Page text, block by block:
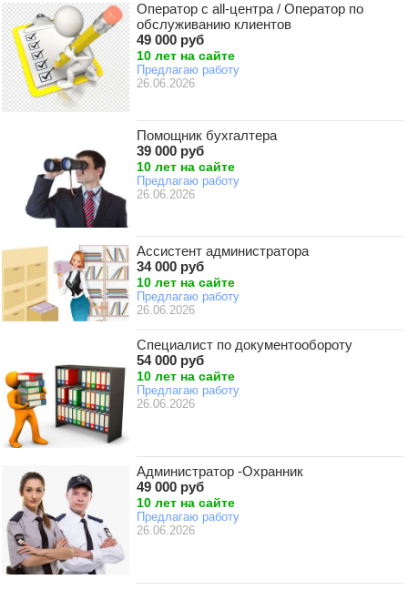
Оператор c all-центра / Оператор по
обслуживанию клиентов
49 000 руб
10 лет на сайте
Предлагаю работу
26.06.2026
Помощник бухгалтера
39 000 руб
10 лет на сайте
Предлагаю работу
26.06.2026
Ассистент администратора
34 000 руб
10 лет на сайте
Предлагаю работу
26.06.2026
Специалист по документообороту
54 000 руб
10 лет на сайте
Предлагаю работу
26.06.2026
Администратор -Охранник
49 000 руб
10 лет на сайте
Предлагаю работу
26.06.2026